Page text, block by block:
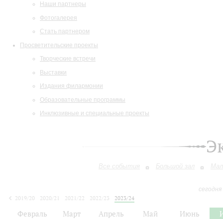
Наши партнеры
Фотогалерея
Стать партнером
Просветительские проекты
Творческие встречи
Выставки
Издания филармонии
Образовательные программы
Инклюзивные и специальные проекты
Все события Большой зал
2019/20
2020/21 2021/22 2022/23
2023/24
Февраль Март Апрель Май Июнь